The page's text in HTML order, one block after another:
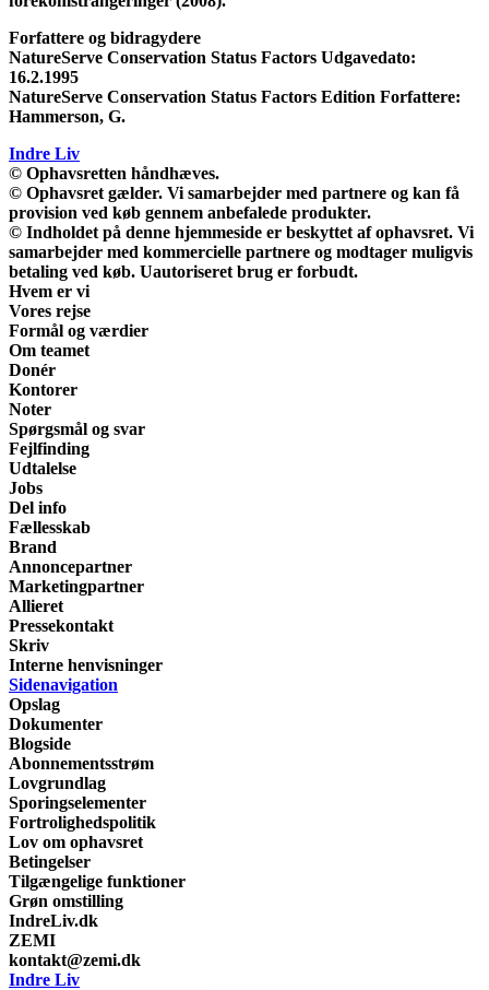
Forfattere og bidragydere
NatureServe Conservation Status Factors Udgavedato:
16.2.1995
NatureServe Conservation Status Factors Edition Forfattere:
Hammerson, G.
Indre Liv
© Ophavsretten håndhæves.
© Ophavsret gælder. Vi samarbejder med partnere og kan få
provision ved køb gennem anbefalede produkter.
© Indholdet på denne hjemmeside er beskyttet af ophavsret. Vi
samarbejder med kommercielle partnere og modtager muligvis
betaling ved køb. Uautoriseret brug er forbudt.
Hvem er vi
Vores rejse
Formål og værdier
Om teamet
Donér
Kontorer
Noter
Spørgsmål og svar
Fejlfinding
Udtalelse
Jobs
Del info
Fællesskab
Brand
Annoncepartner
Marketingpartner
Allieret
Pressekontakt
Skriv
Interne henvisninger
Sidenavigation
Opslag
Dokumenter
Blogside
Abonnementsstrøm
Lovgrundlag
Sporingselementer
Fortrolighedspolitik
Lov om ophavsret
Betingelser
Tilgængelige funktioner
Grøn omstilling
IndreLiv.dk
ZEMI
kontakt@zemi.dk
Indre Liv